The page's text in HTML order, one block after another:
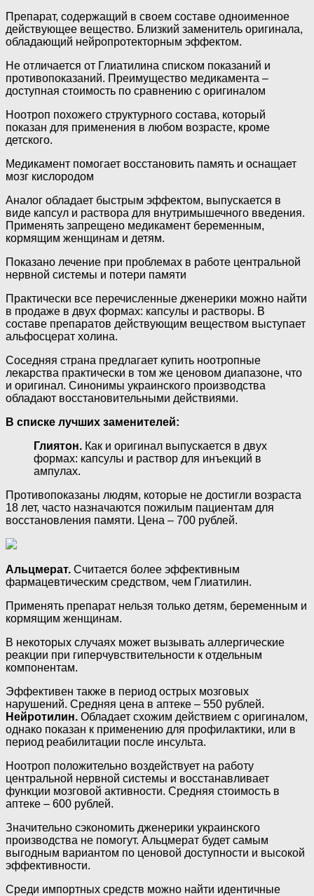
Препарат, содержащий в своем составе одноименное
действующее вещество. Близкий заменитель оригинала,
обладающий нейропротекторным эффектом.
Не отличается от Глиатилина списком показаний и
противопоказаний. Преимущество медикамента –
доступная стоимость по сравнению с оригиналом
Ноотроп похожего структурного состава, который
показан для применения в любом возрасте, кроме
детского.
Медикамент помогает восстановить память и оснащает
мозг кислородом
Аналог обладает быстрым эффектом, выпускается в
виде капсул и раствора для внутримышечного введения.
Применять запрещено медикамент беременным,
кормящим женщинам и детям.
Показано лечение при проблемах в работе центральной
нервной системы и потери памяти
Практически все перечисленные дженерики можно найти
в продаже в двух формах: капсулы и растворы. В
составе препаратов действующим веществом выступает
альфосцерат холина.
Соседняя страна предлагает купить ноотропные
лекарства практически в том же ценовом диапазоне, что
и оригинал. Синонимы украинского производства
обладают восстановительными действиями.
В списке лучших заменителей:
Глиятон. Как и оригинал выпускается в двух
формах: капсулы и раствор для инъекций в
ампулах.
Противопоказаны людям, которые не достигли возраста
18 лет, часто назначаются пожилым пациентам для
восстановления памяти. Цена – 700 рублей.
Альцмерат. Считается более эффективным
фармацевтическим средством, чем Глиатилин.
Применять препарат нельзя только детям, беременным и
кормящим женщинам.
В некоторых случаях может вызывать аллергические
реакции при гиперчувствительности к отдельным
компонентам.
Эффективен также в период острых мозговых
нарушений. Средняя цена в аптеке – 550 рублей.
Нейротилин. Обладает схожим действием с оригиналом,
однако показан к применению для профилактики, или в
период реабилитации после инсульта.
Ноотроп положительно воздействует на работу
центральной нервной системы и восстанавливает
функции мозговой активности. Средняя стоимость в
аптеке – 600 рублей.
Значительно сэкономить дженерики украинского
производства не помогут. Альцмерат будет самым
выгодным вариантом по ценовой доступности и высокой
эффективности.
Среди импортных средств можно найти идентичные